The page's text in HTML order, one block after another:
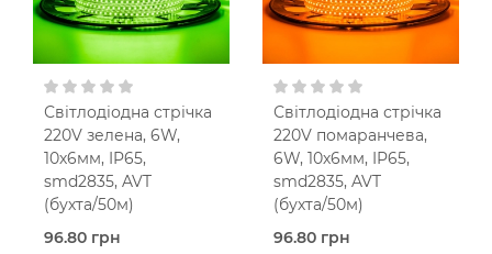
120 шт./м
IP65
Світлодіодна стрічка
220V зелена, 6W,
10х6мм, IP65,
smd2835, AVT
(бухта/50м)
96.80 грн
Світлодіодна стрічка
220V помаранчева,
6W, 10х6мм, IP65,
smd2835, AVT
(бухта/50м)
96.80 грн